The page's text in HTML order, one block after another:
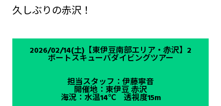
久しぶりの赤沢！
2026/02/14(土)【東伊豆南部エリア・赤沢】2
ボートスキューバダイビングツアー
担当スタッフ：伊藤寧音
開催地：東伊豆 赤沢
海況：水温14℃ 透視度15m